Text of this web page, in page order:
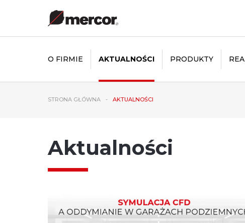
O FIRMIE AKTUALNOŚCI PRODUKTY
STRONA GŁÓWNA AKTUALNOŚCI
Aktualności